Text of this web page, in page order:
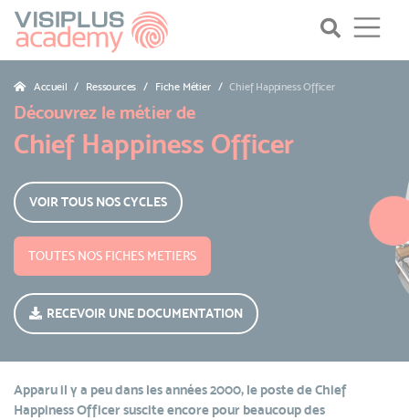
Accueil Ressources Fiche Métier Chief Happiness Officer
Découvrez le métier de
Chief Happiness Officer
VOIR TOUS NOS CYCLES
TOUTES NOS FICHES METIERS
RECEVOIR UNE DOCUMENTATION
Apparu il y a peu dans les années 2000, le poste de Chief
Happiness Officer suscite encore pour beaucoup des